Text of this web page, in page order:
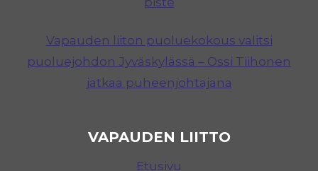
Vapauden liiton puoluekokous valitsi
puoluejohdon Jyväskylässä – Ossi Tiihonen
jatkaa puheenjohtajana
VAPAUDEN LIITTO
Etusivu